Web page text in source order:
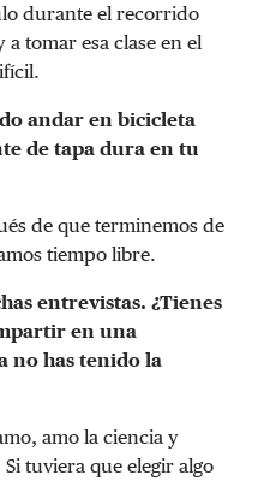
durante el recorrido
a tomar esa clase en el
andar en bicicleta
de tapa dura en tu
de que terminemos de
tiempo libre.
entrevistas. ¿Tienes
en una
no has tenido la
amo la ciencia y
tuviera que elegir algo